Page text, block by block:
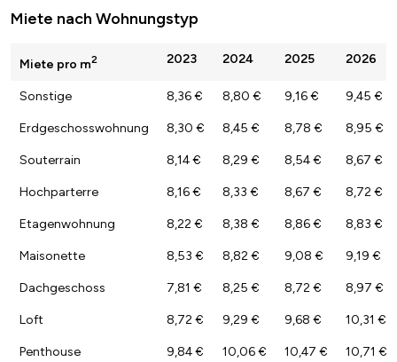
Miete nach Wohnungstyp
Miete pro m2 2023 2024 2025 2026
Sonstige 8,36 € 8,80 € 9,16 € 9,45 €
Erdgeschosswohnung 8,30 € 8,45 € 8,78 € 8,95 €
Souterrain 8,14 € 8,29 € 8,54 € 8,67 €
Hochparterre 8,16 € 8,33 € 8,67 € 8,72 €
Etagenwohnung 8,22 € 8,38 € 8,86 € 8,83 €
Maisonette 8,53 € 8,82 € 9,08 € 9,19 €
Dachgeschoss 7,81 € 8,25 € 8,72 € 8,97 €
Loft 8,72 € 9,29 € 9,68 € 10,31 €
Penthouse 9,84 € 10,06 € 10,47 € 10,71 €